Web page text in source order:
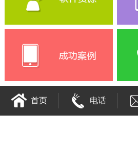
首页 电话